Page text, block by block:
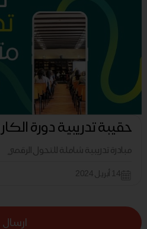
حقيبة تدريبية دورة
مبادرة تدريبية شاملة للتحول الرقمي
14 أبريل 2024
ارسال